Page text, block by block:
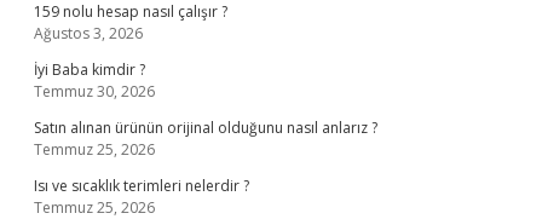
159 nolu hesap nasıl çalışır ?
Ağustos 3, 2026
İyi Baba kimdir ?
Temmuz 30, 2026
Satın alınan ürünün orijinal olduğunu nasıl anlarız ?
Temmuz 25, 2026
Isı ve sıcaklık terimleri nelerdir ?
Temmuz 25, 2026